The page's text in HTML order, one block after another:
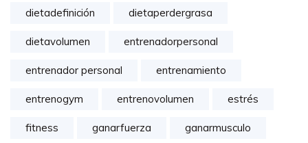
dietadefinición dietaperdergrasa
dietavolumen entrenadorpersonal
entrenador personal entrenamiento
entrenogym entrenovolumen estrés
fitness ganarfuerza ganarmusculo